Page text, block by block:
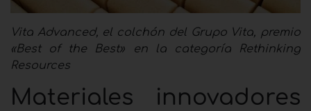
Vita Advanced, el colchón del Grupo Vita, premio
«Best of the Best» en la categoría Rethinking
Resources
Materiales innovadores